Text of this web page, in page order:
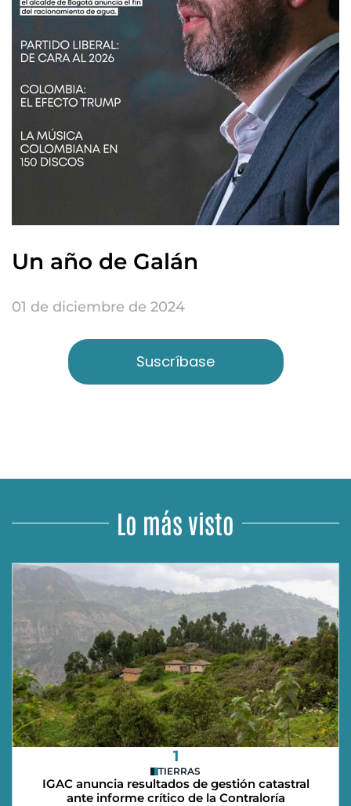
Un año de Galán
01 de diciembre de 2024
Suscríbase
Lo más visto
1
TIERRAS
IGAC anuncia resultados de gestión catastral
ante informe crítico de la Contraloría